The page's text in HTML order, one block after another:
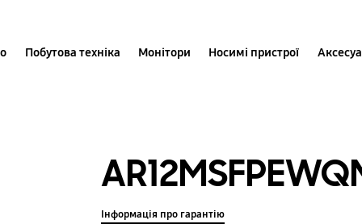
Побутова техніка Монітори Носимі пристрої
Інформація про гарантію